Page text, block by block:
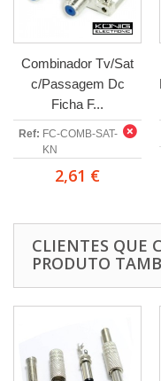
Combinador Tv/Sat
c/Passagem Dc
Ficha F...
Ref: FC-COMB-SAT-
KN
2,61 €
CLIENTES QUE
PRODUTO